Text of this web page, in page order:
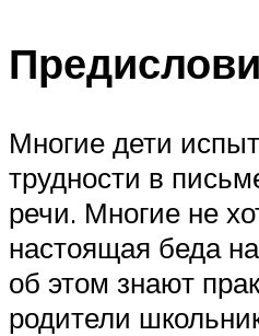
Многие дети
трудности в
речи. Многие не
настоящая беда
об этом знают
родители